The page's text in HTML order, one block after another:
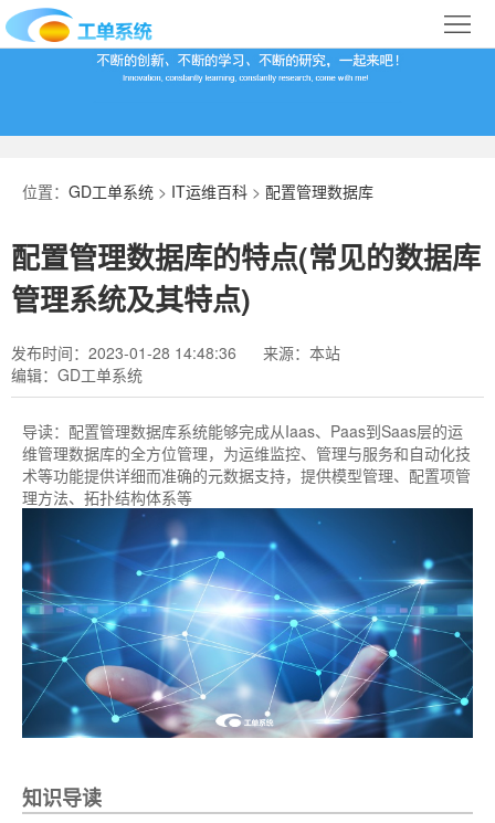
首
百
下
于
们
行
导
位置： GD工单系统 > IT运维百科 > 配置管理数据库
配置管理数据库的特点(常见的数据库
管理系统及其特点)
发布时间：2023-01-28 14:48:36
来源：本站
编辑：GD工单系统
导读： 配置管理数据库系统能够完成从Iaas、Paas到Saas层的运
维管理数据库的全方位管理，为运维监控、管理与服务和自动化技
术等功能提供详细而准确的元数据支持，提供模型管理、配置项管
理方法、拓扑结构体系等
知识导读